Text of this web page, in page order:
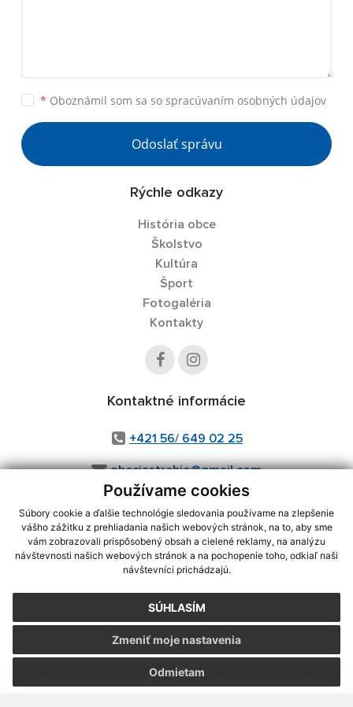
Používame cookies
Súbory cookie a ďalšie technológie sledovania používame na zlepšenie
vášho zážitku z prehliadania našich webových stránok, na to, aby sme
vám zobrazovali prispôsobený obsah a cielené reklamy, na analýzu
návštevnosti našich webových stránok a na pochopenie toho, odkiaľ naši
návštevníci prichádzajú.
SÚHLASÍM
Odmietam
Zmeniť moje nastavenia
* Oboznámil som sa so spracúvaním osobných údajov
Odoslať správu
Rýchle odkazy
História obce
Školstvo
Kultúra
Šport
Fotogaléria
Kontakty
Kontaktné informácie
+421 56/ 649 02 25
obecjastrabie@gmail.com
využite možnosť získavania aktuálnych informácií s využitím RSS
CMS systém (redakčný) systém ECHELON 2,Mapa stránok,web portál
webex.digital, s.r.o.,domény,registrácia domény
Posledná aktualizácia:03.08.2026
Vytlačiť stránku|Vyhlásenie o prístupnosti